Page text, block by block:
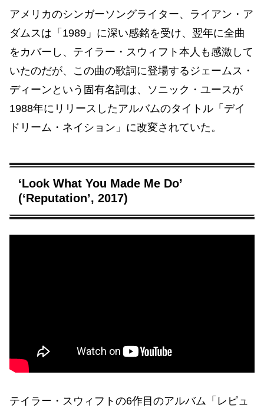
アメリカのシンガーソングライター、ライアン・ア
ダムスは「1989」に深い感銘を受け、翌年に全曲
をカバーし、テイラー・スウィフト本人も感激して
いたのだが、この曲の歌詞に登場するジェームス・
ディーンという固有名詞は、ソニック・ユースが
1988年にリリースしたアルバムのタイトル「デイ
ドリーム・ネイション」に改変されていた。
‘Look What You Made Me Do’
(‘Reputation’, 2017)
テイラー・スウィフトの6作目のアルバム「レピュ